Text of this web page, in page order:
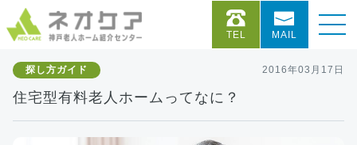
TEL MAIL
探し方ガイド 2016年03月17日
住宅型有料老人ホームってなに？